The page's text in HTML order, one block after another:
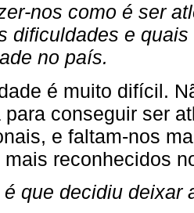
nos como é ser
dificuldades e
no país.
é muito difícil.
para conseguir ser
e faltam-nos
mais reconhecidos
é que decidiu deixar